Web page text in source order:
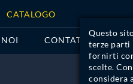
Questo
terze parti
fornirti
scelte.
considera
CATALOGO
CONTATTI